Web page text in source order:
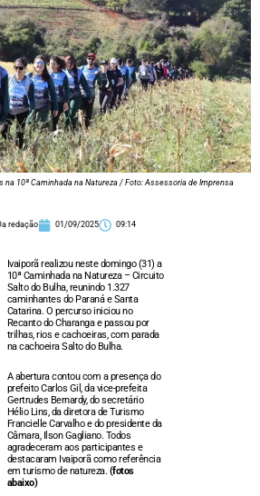
na 10ª Caminhada na Natureza / Foto: Assessoria de Imprensa
redação 01/09/2025 09:14
Ivaiporã realizou neste domingo (31) a
10ª Caminhada na Natureza – Circuito
Salto do Bulha, reunindo 1.327
caminhantes do Paraná e Santa
Catarina. O percurso iniciou no
Recanto do Charanga e passou por
trilhas, rios e cachoeiras, com parada
na cachoeira Salto do Bulha.
A abertura contou com a presença do
prefeito Carlos Gil, da vice-prefeita
Gertrudes Bernardy, do secretário
Hélio Lins, da diretora de Turismo
Francielle Carvalho e do presidente da
Câmara, Ilson Gagliano. Todos
agradeceram aos participantes e
destacaram Ivaiporã como referência
em turismo de natureza. (fotos
abaixo)